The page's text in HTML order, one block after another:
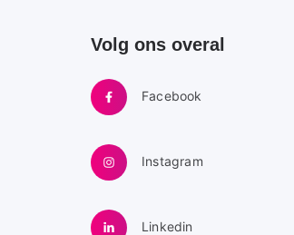
Volg ons overal
Facebook
Instagram
Linkedin